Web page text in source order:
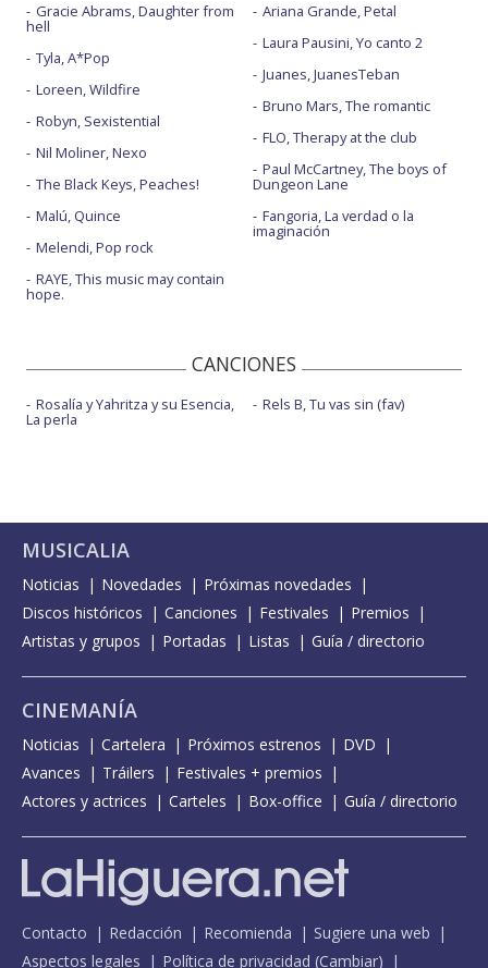
Gracie Abrams, Daughter from
hell
Tyla, A*Pop
Loreen, Wildfire
Robyn, Sexistential
Nil Moliner, Nexo
The Black Keys, Peaches!
Malú, Quince
Melendi, Pop rock
RAYE, This music may contain
hope.
Ariana Grande, Petal
Laura Pausini, Yo canto 2
Juanes, JuanesTeban
Bruno Mars, The romantic
FLO, Therapy at the club
Paul McCartney, The boys of
Dungeon Lane
Fangoria, La verdad o la
imaginación
CANCIONES
Rosalía y Yahritza y su Esencia,
La perla
Rels B, Tu vas sin (fav)
MUSICALIA
Noticias Novedades
Próximas novedades
Discos históricos
Canciones Festivales
Premios
Artistas y grupos
Portadas Listas Guía / directorio
CINEMANÍA
Noticias Cartelera Próximos estrenos
DVD
Avances
Tráilers
Festivales + premios
Actores y actrices
Carteles Box-office Guía / directorio
Contacto Redacción Recomienda
Sugiere una web
Aspectos legales
Política de privacidad (Cambiar)